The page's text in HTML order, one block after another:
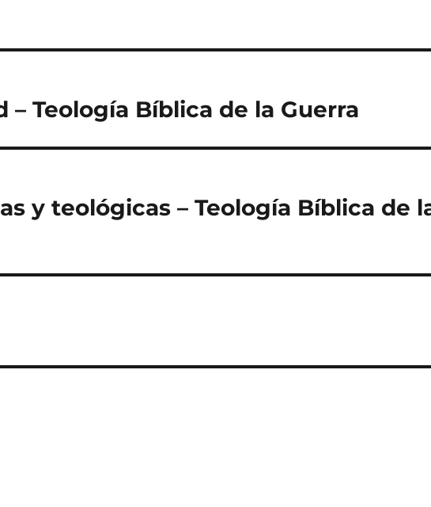
– Teología Bíblica de la Guerra
y teológicas – Teología Bíblica de